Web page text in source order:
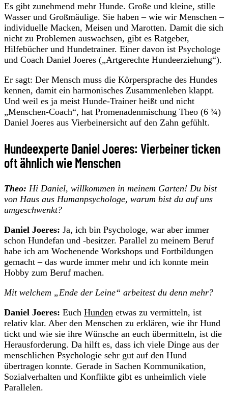
Es gibt zunehmend mehr Hunde. Große und kleine, stille
Wasser und Großmäulige. Sie haben – wie wir Menschen –
individuelle Macken, Meisen und Marotten. Damit die sich
nicht zu Problemen auswachsen, gibt es Ratgeber,
Hilfebücher und Hundetrainer. Einer davon ist Psychologe
und Coach Daniel Joeres („Artgerechte Hundeerziehung“).
Er sagt: Der Mensch muss die Körpersprache des Hundes
kennen, damit ein harmonisches Zusammenleben klappt.
Und weil es ja meist Hunde-Trainer heißt und nicht
„Menschen-Coach“, hat Promenadenmischung Theo (6 ¾)
Daniel Joeres aus Vierbeinersicht auf den Zahn gefühlt.
Hundeexperte Daniel Joeres: Vierbeiner ticken
oft ähnlich wie Menschen
Theo: Hi Daniel, willkommen in meinem Garten! Du bist
von Haus aus Humanpsychologe, warum bist du auf uns
umgeschwenkt?
Daniel Joeres: Ja, ich bin Psychologe, war aber immer
schon Hundefan und -besitzer. Parallel zu meinem Beruf
habe ich am Wochenende Workshops und Fortbildungen
gemacht – das wurde immer mehr und ich konnte mein
Hobby zum Beruf machen.
Mit welchem „Ende der Leine“ arbeitest du denn mehr?
Daniel Joeres: Euch Hunden etwas zu vermitteln, ist
relativ klar. Aber den Menschen zu erklären, wie ihr Hund
tickt und wie sie ihre Wünsche an euch übermitteln, ist die
Herausforderung. Da hilft es, dass ich viele Dinge aus der
menschlichen Psychologie sehr gut auf den Hund
übertragen konnte. Gerade in Sachen Kommunikation,
Sozialverhalten und Konflikte gibt es unheimlich viele
Parallelen.